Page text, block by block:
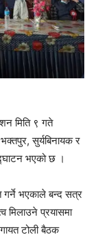
मिति ९ गते
सुर्यबिनायक र
भएको छ ।
गर्ने भएकाले बन्द सत्र
मिलाउने प्रयासमा
टोली बैठक